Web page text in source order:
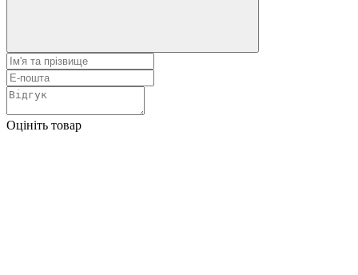
Оцініть товар